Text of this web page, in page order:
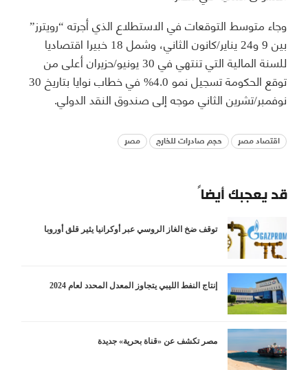
وجاء متوسط التوقعات في الاستطلاع الذي أجرته “رويترز”
بين 9 و24 يناير/كانون الثاني، وشمل 18 خبيرا اقتصاديا
للسنة المالية التي تنتهي في 30 يونيو/حزيران أعلى من
توقع الحكومة تسجيل نمو 4.0% في خطاب نوايا بتاريخ 30
نوفمبر/تشرين الثاني موجه إلى صندوق النقد الدولي.
اقتصاد مصر حجم صادرات للخارج مصر
قد يعجبك أيضاً
توقف ضخ الغاز الروسي عبر أوكرانيا يثير قلق أوروبا
إنتاج النفط الليبي يتجاوز المعدل المحدد لعام 2024
مصر تكشف عن «قناة بحرية» جديدة